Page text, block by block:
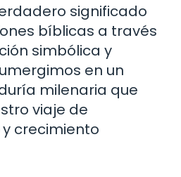
significado
bíblicas a través
simbólica y
en un
milenaria que
viaje de
crecimiento